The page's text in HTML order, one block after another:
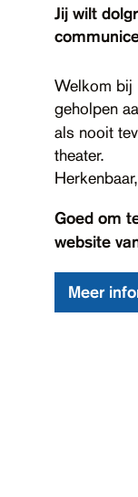
Jij wilt
Welkom bij
geholpen
als nooit
theater.
Goed om
website
Meer